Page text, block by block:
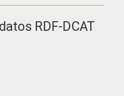
RDF-DCAT